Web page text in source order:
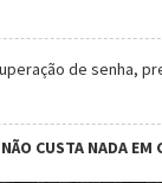
de senha,
CUSTA NADA EM